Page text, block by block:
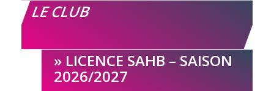
LE CLUB
LICENCE SAHB – SAISON
2026/2027